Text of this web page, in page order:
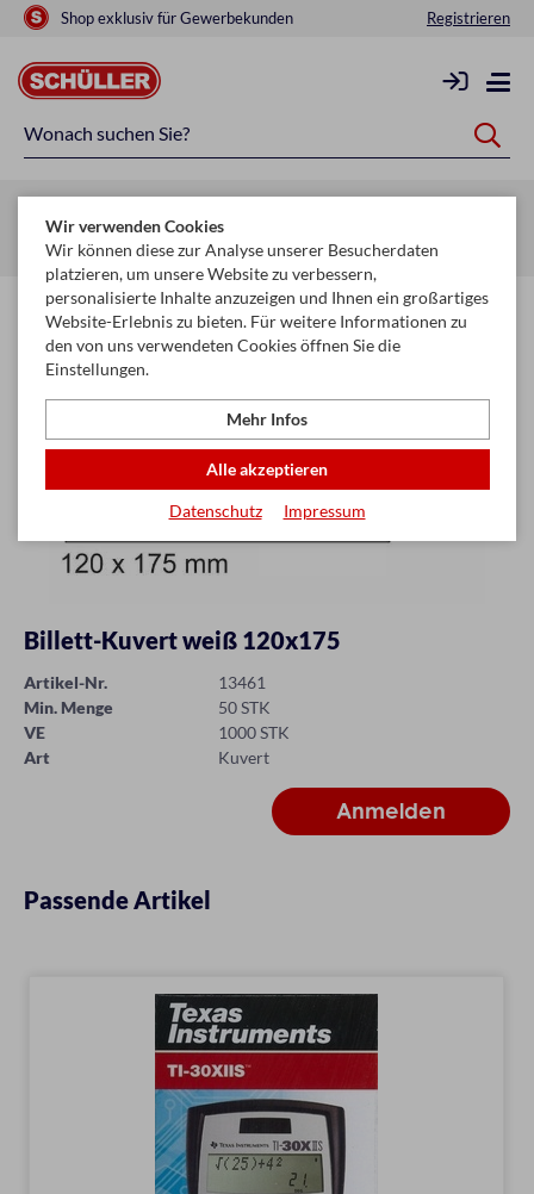
Shop exklusiv für Gewerbekunden Registrieren
Startseite Schule & Büro Papier Kuvert & Versandtaschen
Billett-Kuvert weiß 120x175
Artikel-Nr.
13461
Min. Menge
50 STK
VE
1000 STK
Art
Kuvert
Passende Artikel
Wir verwenden Cookies
Wir können diese zur Analyse unserer Besucherdaten
platzieren, um unsere Website zu verbessern,
personalisierte Inhalte anzuzeigen und Ihnen ein großartiges
Website-Erlebnis zu bieten. Für weitere Informationen zu
den von uns verwendeten Cookies öffnen Sie die
Einstellungen.
Mehr Infos
Alle akzeptieren
Datenschutz Impressum